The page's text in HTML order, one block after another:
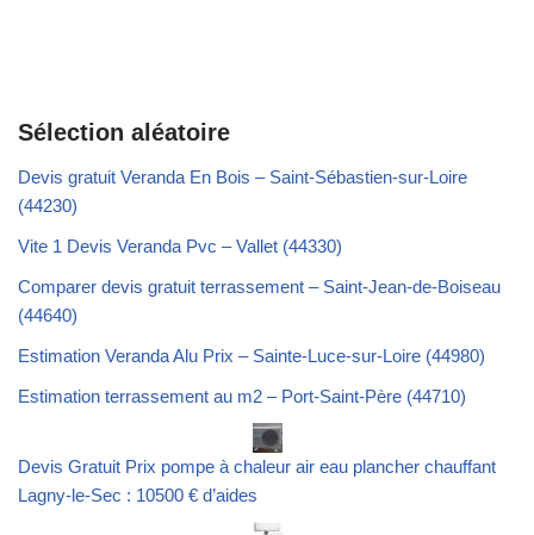
Sélection aléatoire
Devis gratuit Veranda En Bois – Saint-Sébastien-sur-Loire
(44230)
Vite 1 Devis Veranda Pvc – Vallet (44330)
Comparer devis gratuit terrassement – Saint-Jean-de-Boiseau
(44640)
Estimation Veranda Alu Prix – Sainte-Luce-sur-Loire (44980)
Estimation terrassement au m2 – Port-Saint-Père (44710)
Devis Gratuit Prix pompe à chaleur air eau plancher chauffant
Lagny-le-Sec : 10500 € d’aides